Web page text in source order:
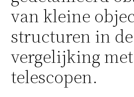
van kleine
structuren in
vergelijking
telescopen.